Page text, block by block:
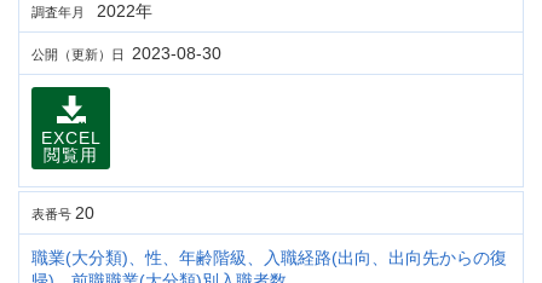
調査年月 2022年
公開（更新）日 2023-08-30
EXCEL
閲覧用
表番号 20
職業(大分類)、性、年齢階級、入職経路(出向、出向先からの復